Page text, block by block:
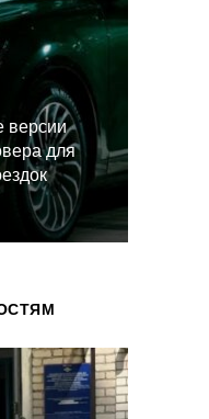
версии
для